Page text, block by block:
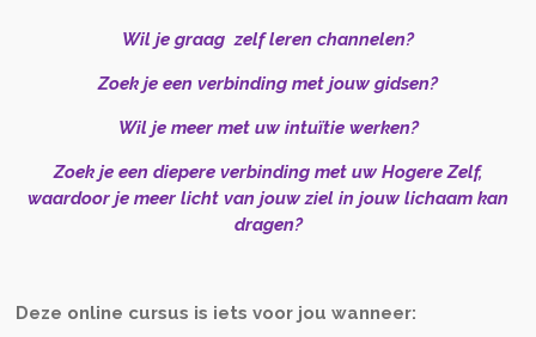
Wil je graag zelf leren channelen?
Zoek je een verbinding met jouw gidsen?
Wil je meer met uw intuïtie werken?
Zoek je een diepere verbinding met uw Hogere Zelf,
waardoor je meer licht van jouw ziel in jouw lichaam kan
dragen?
Deze online cursus is iets voor jou wanneer: